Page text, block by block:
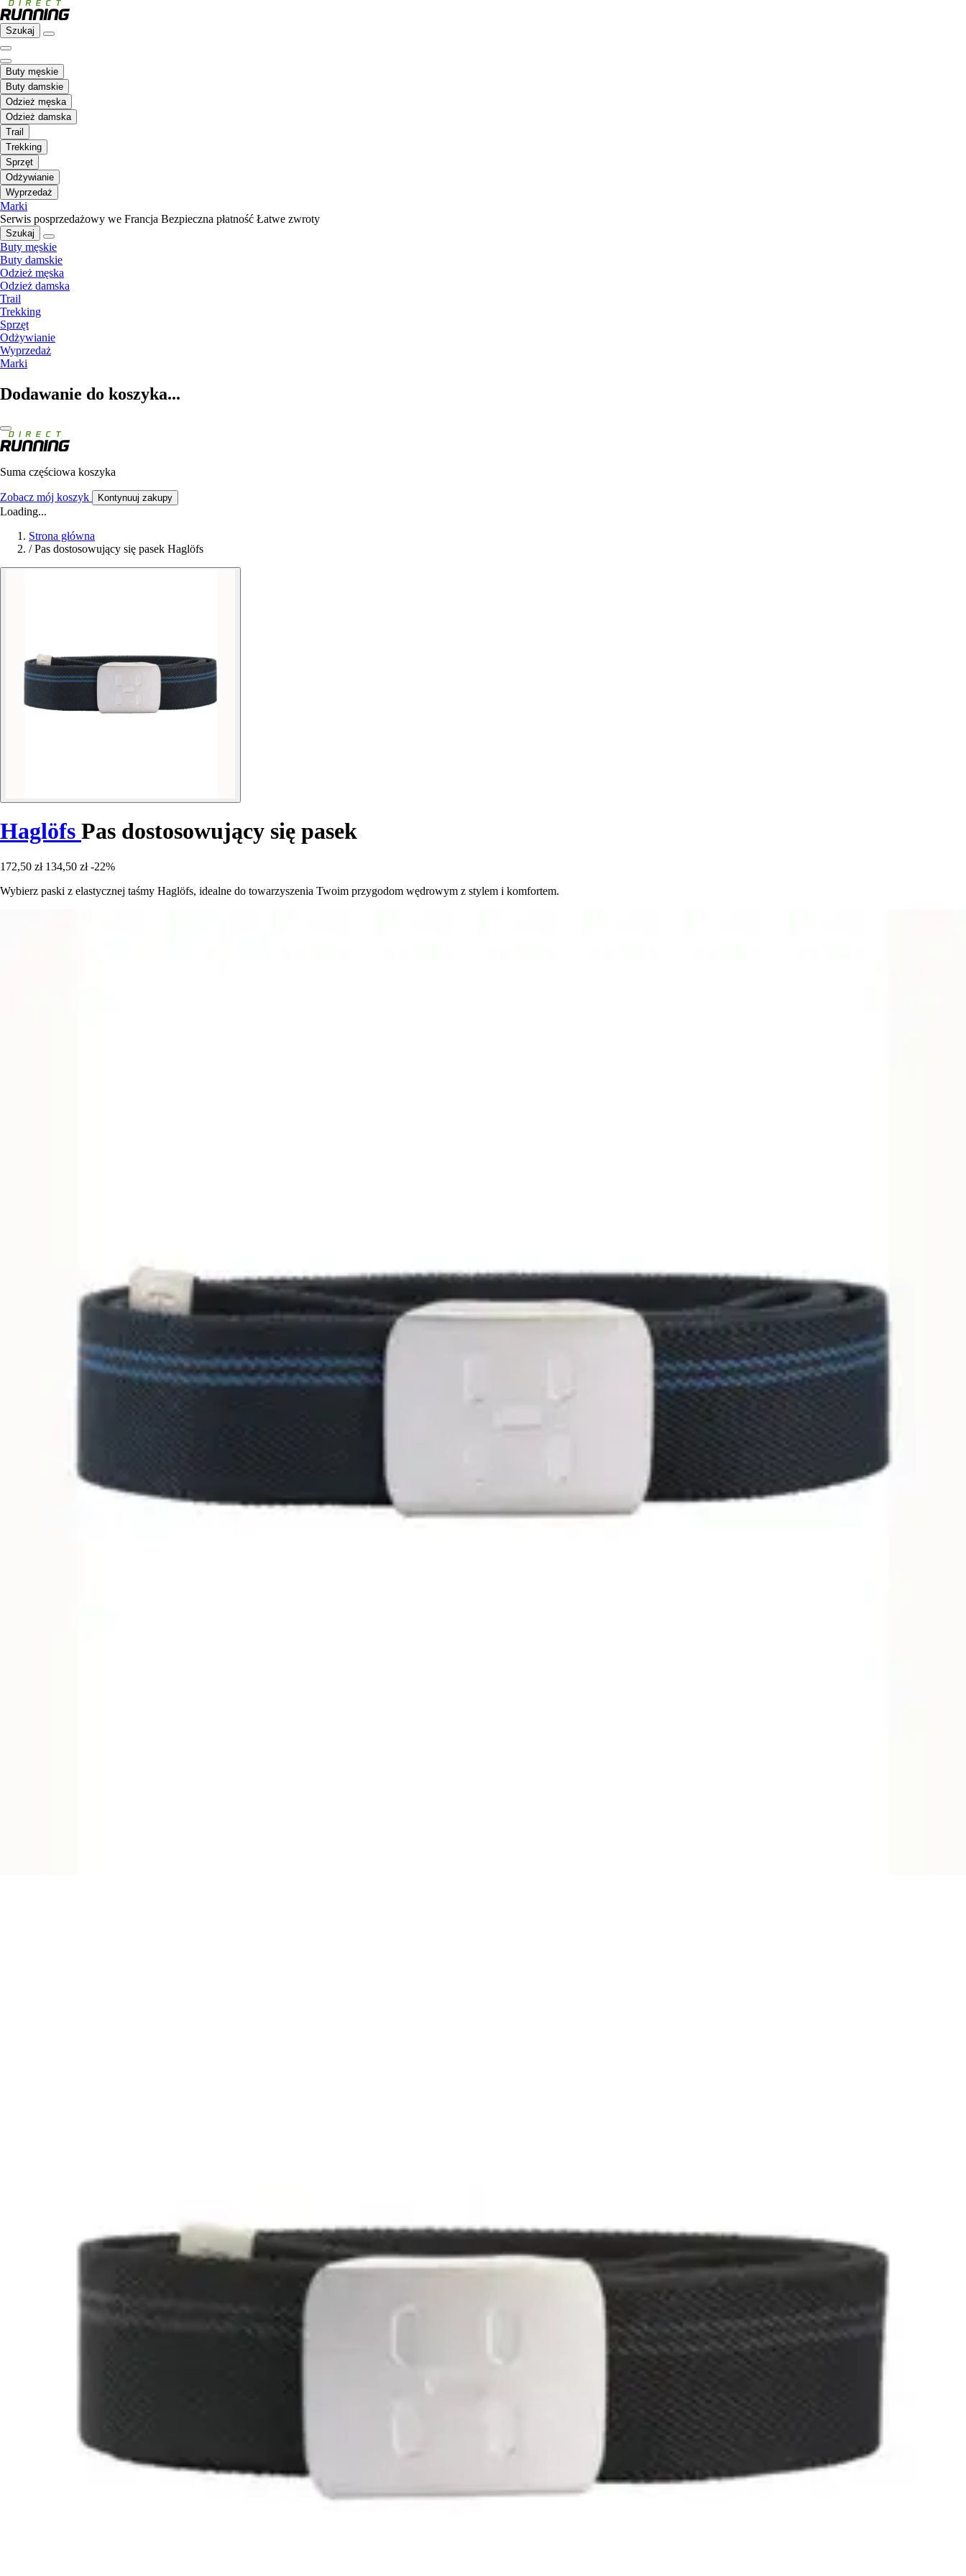
Szukaj
Buty męskie
Buty damskie
Odzież męska
Odzież damska
Trail
Trekking
Sprzęt
Odżywianie
Wyprzedaż
Marki
Serwis posprzedażowy we Francja Bezpieczna płatność Łatwe zwroty
Szukaj
Buty męskie
Buty damskie
Odzież męska
Odzież damska
Trail
Trekking
Sprzęt
Odżywianie
Wyprzedaż
Marki
Dodawanie do koszyka...
Suma częściowa koszyka
Zobacz mój koszyk Kontynuuj zakupy
Loading...
Strona główna
/ Pas dostosowujący się pasek Haglöfs
Haglöfs Pas dostosowujący się pasek
172,50 zł 134,50 zł -22%
Wybierz paski z elastycznej taśmy Haglöfs, idealne do towarzyszenia Twoim przygodom wędrowym z stylem i komfortem.